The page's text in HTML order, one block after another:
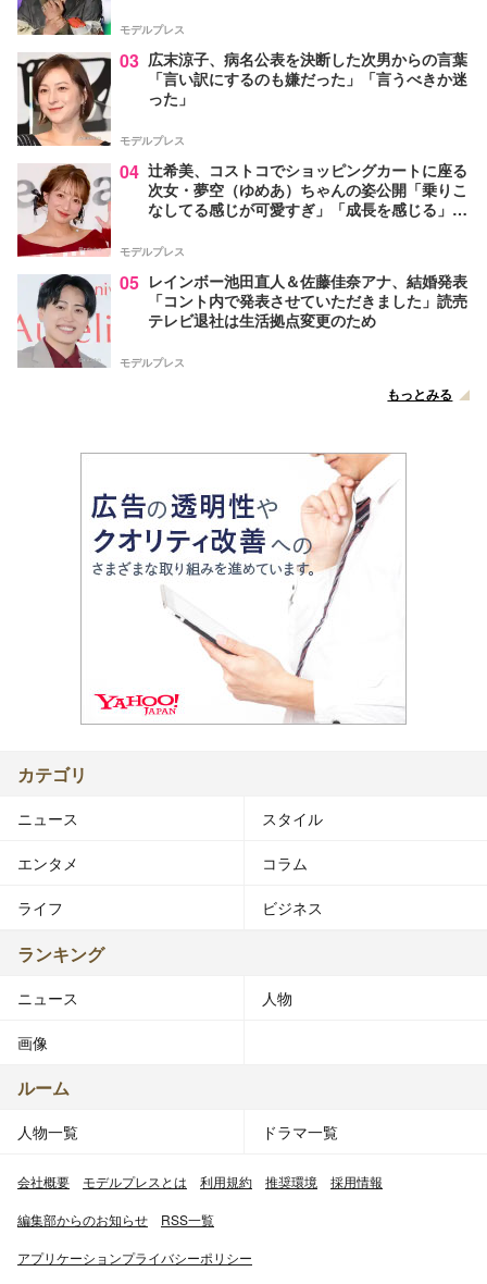
モデルプレス
03 広末涼子、病名公表を決断した次男からの言葉
「言い訳にするのも嫌だった」「言うべきか迷
った」
モデルプレス
04 辻希美、コストコでショッピングカートに座る
次女・夢空（ゆめあ）ちゃんの姿公開「乗りこ
なしてる感じが可愛すぎ」「成長を感じる」の
モデルプレス
05 レインボー池田直人＆佐藤佳奈アナ、結婚発表
「コント内で発表させていただきました」読売
テレビ退社は生活拠点変更のため
モデルプレス
もっとみる
カテゴリ
ニュース スタイル
エンタメ コラム
ライフ ビジネス
ランキング
ニュース 人物
画像
ルーム
人物一覧 ドラマ一覧
会社概要 モデルプレスとは 利用規約 推奨環境 採用情報
編集部からのお知らせ RSS一覧
アプリケーションプライバシーポリシー